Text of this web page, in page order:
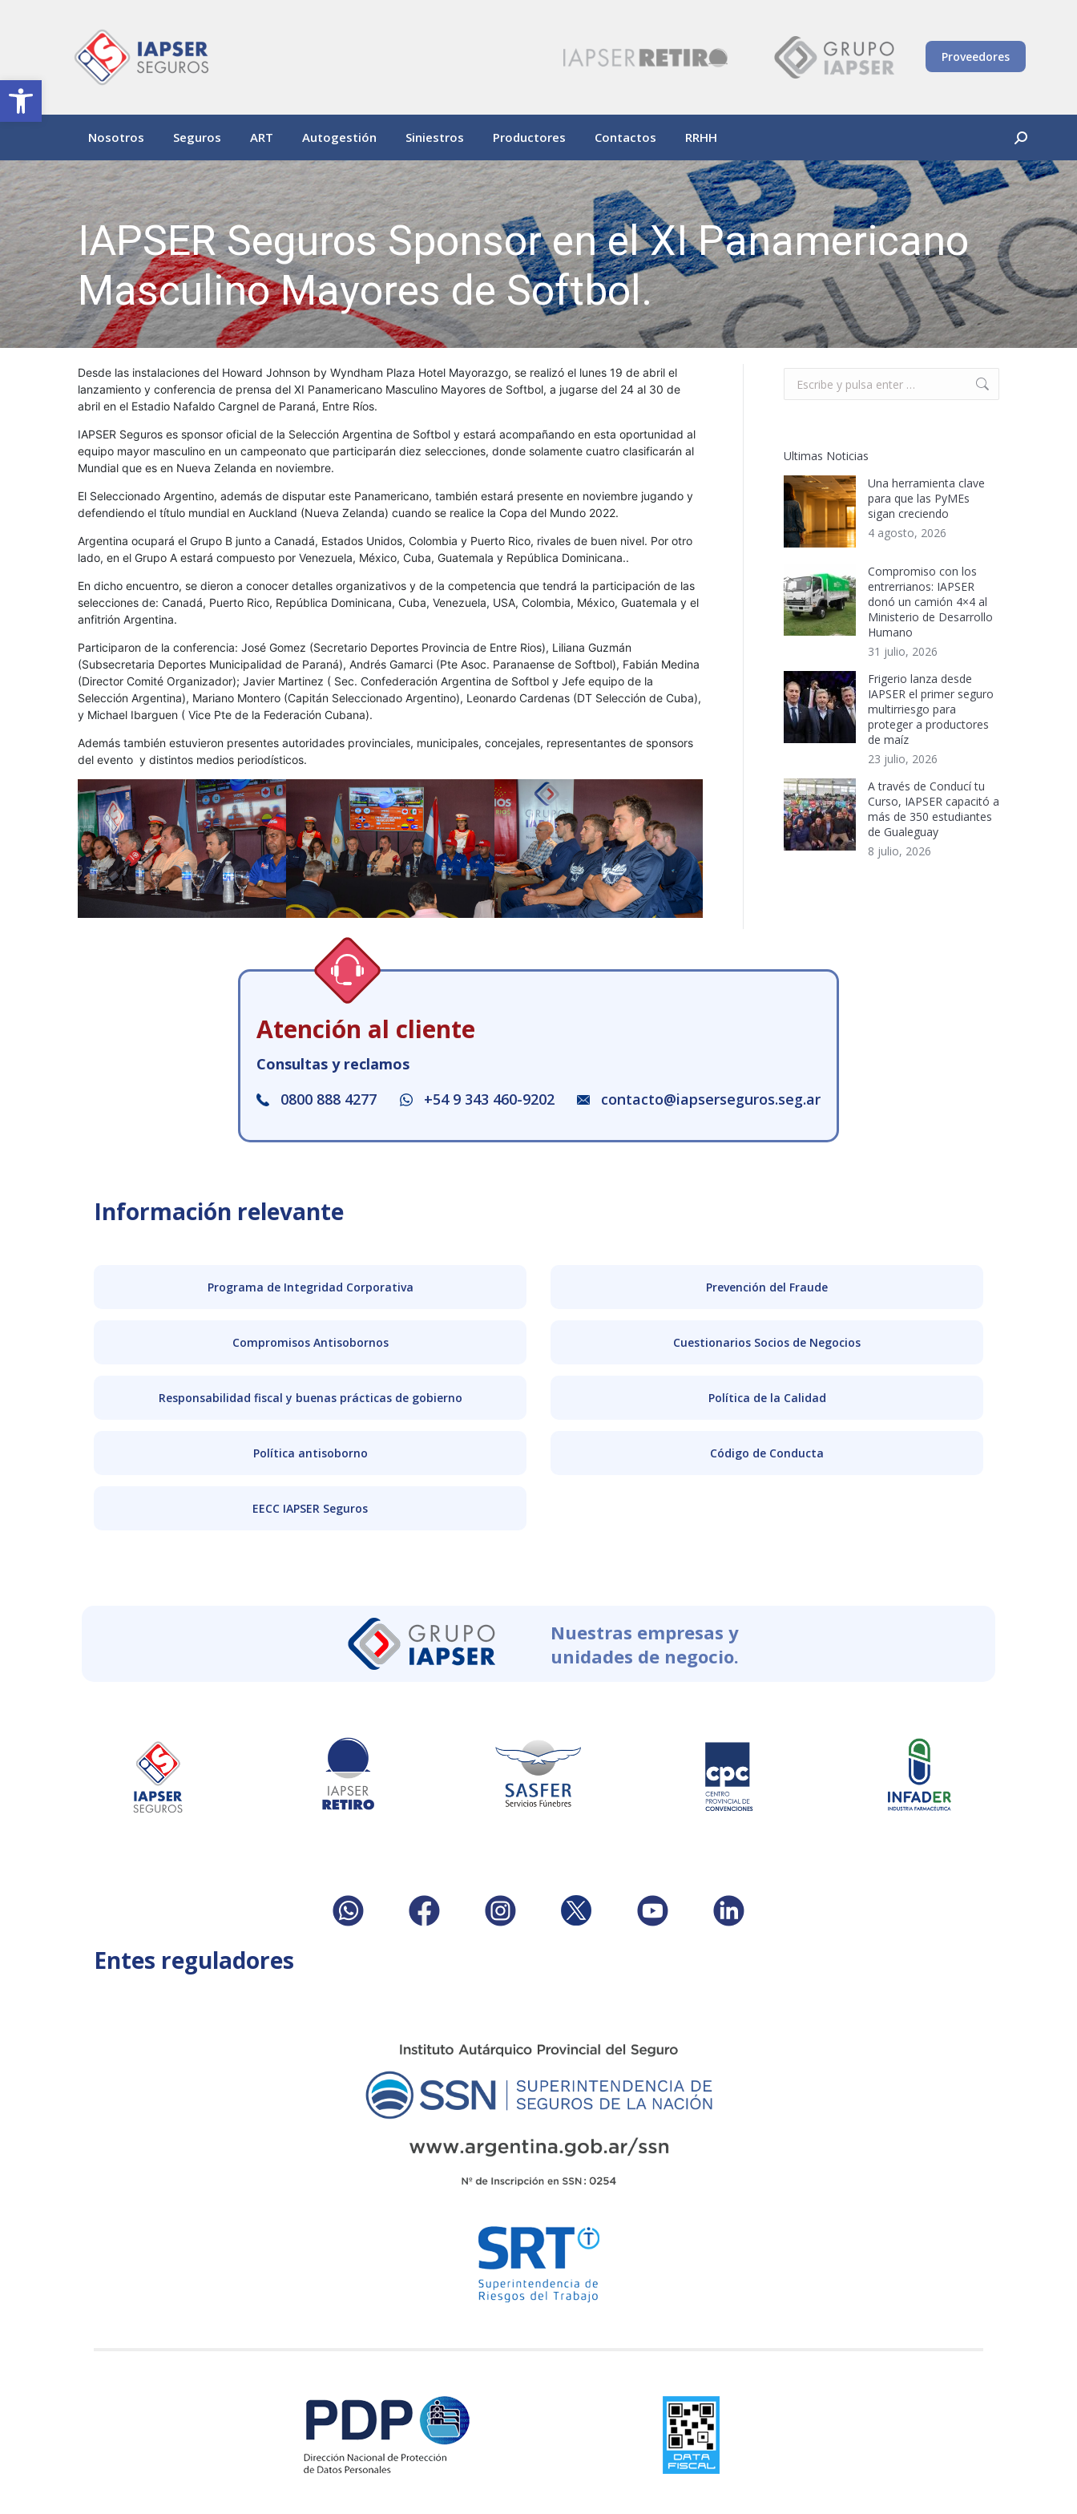
Abrir barra de herramientas
Proveedores
Nosotros Seguros ART Autogestión Siniestros Productores Contactos RRHH Buscar:
IAPSER Seguros Sponsor en el XI Panamericano
Masculino Mayores de Softbol.
Desde las instalaciones del Howard Johnson by Wyndham Plaza Hotel Mayorazgo, se realizó el lunes 19 de abril el
lanzamiento y conferencia de prensa del XI Panamericano Masculino Mayores de Softbol, a jugarse del 24 al 30 de
abril en el Estadio Nafaldo Cargnel de Paraná, Entre Ríos.
IAPSER Seguros es sponsor oficial de la Selección Argentina de Softbol y estará acompañando en esta oportunidad al
equipo mayor masculino en un campeonato que participarán diez selecciones, donde solamente cuatro clasificarán al
Mundial que es en Nueva Zelanda en noviembre.
El Seleccionado Argentino, además de disputar este Panamericano, también estará presente en noviembre jugando y
defendiendo el título mundial en Auckland (Nueva Zelanda) cuando se realice la Copa del Mundo 2022.
Argentina ocupará el Grupo B junto a Canadá, Estados Unidos, Colombia y Puerto Rico, rivales de buen nivel. Por otro
lado, en el Grupo A estará compuesto por Venezuela, México, Cuba, Guatemala y República Dominicana..
En dicho encuentro, se dieron a conocer detalles organizativos y de la competencia que tendrá la participación de las
selecciones de: Canadá, Puerto Rico, República Dominicana, Cuba, Venezuela, USA, Colombia, México, Guatemala y el
anfitrión Argentina.
Participaron de la conferencia: José Gomez (Secretario Deportes Provincia de Entre Rios), Liliana Guzmán
(Subsecretaria Deportes Municipalidad de Paraná), Andrés Gamarci (Pte Asoc. Paranaense de Softbol), Fabián Medina
(Director Comité Organizador); Javier Martinez ( Sec. Confederación Argentina de Softbol y Jefe equipo de la
Selección Argentina), Mariano Montero (Capitán Seleccionado Argentino), Leonardo Cardenas (DT Selección de Cuba),
y Michael Ibarguen ( Vice Pte de la Federación Cubana).
Además también estuvieron presentes autoridades provinciales, municipales, concejales, representantes de sponsors
del evento y distintos medios periodísticos.
Ultimas Noticias
Una herramienta clave
para que las PyMEs
sigan creciendo
4 agosto, 2026
Compromiso con los
entrerrianos: IAPSER
donó un camión 4×4 al
Ministerio de Desarrollo
Humano
31 julio, 2026
Frigerio lanza desde
IAPSER el primer seguro
multirriesgo para
proteger a productores
de maíz
23 julio, 2026
A través de Conducí tu
Curso, IAPSER capacitó a
más de 350 estudiantes
de Gualeguay
8 julio, 2026
Atención al cliente
Consultas y reclamos
0800 888 4277
+54 9 343 460-9202 contacto@iapserseguros.seg.ar
Información relevante
Programa de Integridad Corporativa Prevención del Fraude
Compromisos Antisobornos Cuestionarios Socios de Negocios
Responsabilidad fiscal y buenas prácticas de gobierno Política de la Calidad
Política antisoborno Código de Conducta
EECC IAPSER Seguros
Nuestras empresas y
unidades de negocio.
Entes reguladores